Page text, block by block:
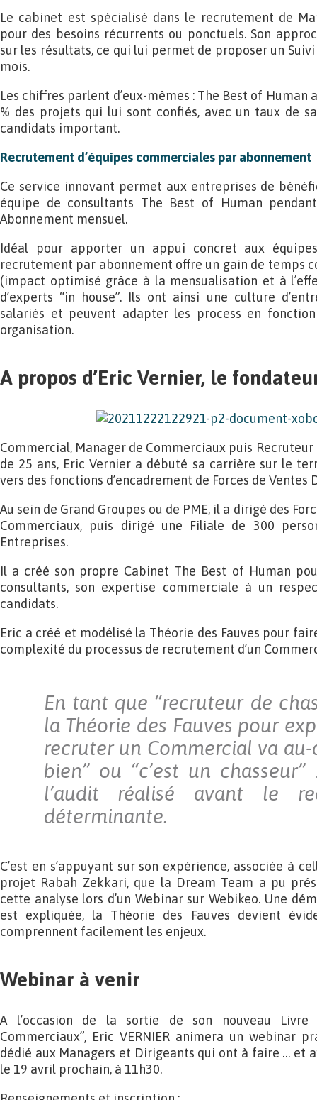
Le cabinet est spécialisé dans le recrutement de
pour des besoins récurrents ou ponctuels. Son
sur les résultats, ce qui lui permet de proposer un
mois.
Les chiffres parlent d’eux-mêmes : The Best of Human
% des projets qui lui sont confiés, avec un taux de
candidats important.
Recrutement d’équipes commerciales par abonnement
Ce service innovant permet aux entreprises de
équipe de consultants The Best of Human
Abonnement mensuel.
Idéal pour apporter un appui concret aux
recrutement par abonnement offre un gain de temps
(impact optimisé grâce à la mensualisation et à
d’experts “in house”. Ils ont ainsi une culture
salariés et peuvent adapter les process en
organisation.
A propos d’Eric Vernier, le
Commercial, Manager de Commerciaux puis
de 25 ans, Eric Vernier a débuté sa carrière sur le
vers des fonctions d’encadrement de Forces de Ventes
Au sein de Grand Groupes ou de PME, il a dirigé des
Commerciaux, puis dirigé une Filiale de 300
Entreprises.
Il a créé son propre Cabinet The Best of Human
consultants, son expertise commerciale à un
candidats.
Eric a créé et modélisé la Théorie des Fauves pour
complexité du processus de recrutement d’un
En tant que “recruteur de
la Théorie des Fauves pour
recruter un Commercial va
bien” ou “c’est un
l’audit réalisé avant le
déterminante.
C’est en s’appuyant sur son expérience, associée à
projet Rabah Zekkari, que la Dream Team a pu
cette analyse lors d’un Webinar sur Webikeo. Une
est expliquée, la Théorie des Fauves devient
comprennent facilement les enjeux.
Webinar à venir
A l’occasion de la sortie de son nouveau Livre
Commerciaux”, Eric VERNIER animera un webinar
dédié aux Managers et Dirigeants qui ont à faire … et
le 19 avril prochain, à 11h30.